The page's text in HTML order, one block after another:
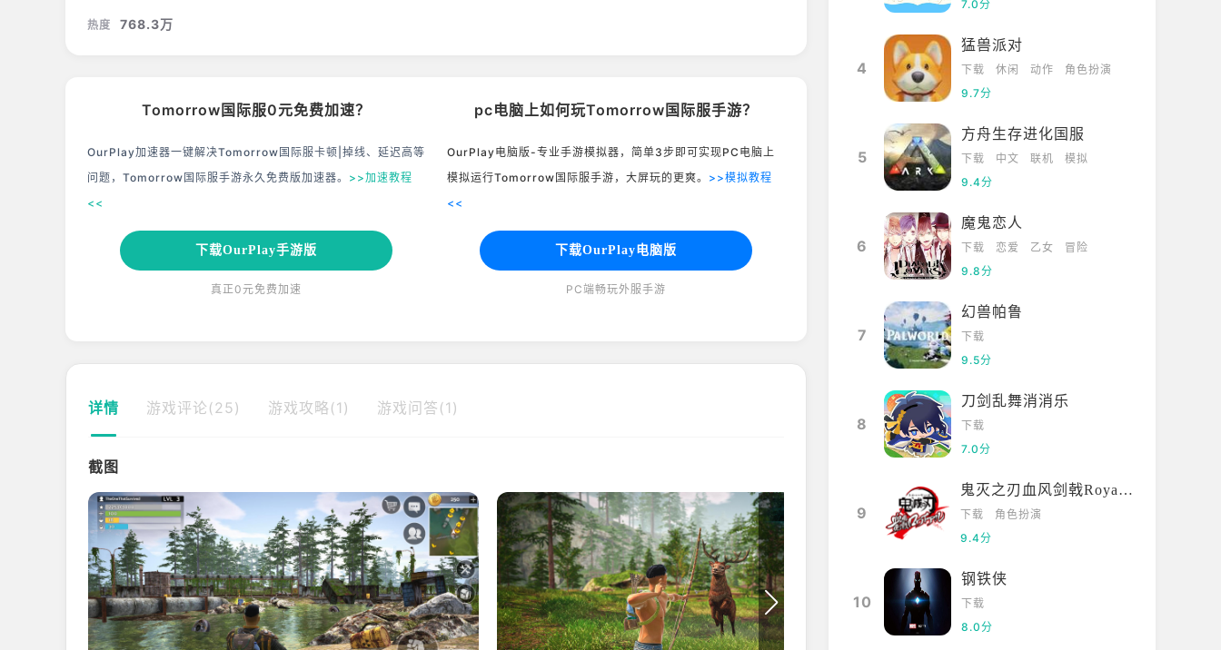
热度 768.3万
Tomorrow国际服0元免费加速？
OurPlay加速器一键解决Tomorrow国际服卡顿|掉线、延迟高等
问题，Tomorrow国际服手游永久免费版加速器。 >>加速教程
<<
下载OurPlay手游版
真正0元免费加速
pc电脑上如何玩Tomorrow国际服手游？
OurPlay电脑版-专业手游模拟器，简单3步即可实现PC电脑上
模拟运行Tomorrow国际服手游，大屏玩的更爽。 >>模拟教程
<<
下载OurPlay电脑版
PC端畅玩外服手游
详情 游戏评论(25) 游戏攻略(1) 游戏问答(1)
截图
7.0分
4
猛兽派对
下载 休闲 动作
角色扮演
9.7分
5
方舟生存进化国服
下载 中文 联机
模拟
9.4分
6
魔鬼恋人
下载 恋爱 乙女
冒险
9.8分
7
幻兽帕鲁
下载
9.5分
8
刀剑乱舞消消乐
下载
7.0分
9
鬼灭之刃血风剑戟Royale国际服
下载
角色扮演
9.4分
10
钢铁侠
下载
8.0分